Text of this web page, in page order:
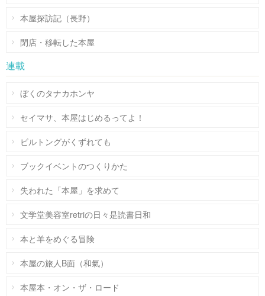
本屋探訪記（長野）
閉店・移転した本屋
連載
ぼくのタナカホンヤ
セイマサ、本屋はじめるってよ！
ビルトングがくずれても
ブックイベントのつくりかた
失われた「本屋」を求めて
文学堂美容室retriの日々是読書日和
本と羊をめぐる冒険
本屋の旅人B面（和氣）
本屋本・オン・ザ・ロード